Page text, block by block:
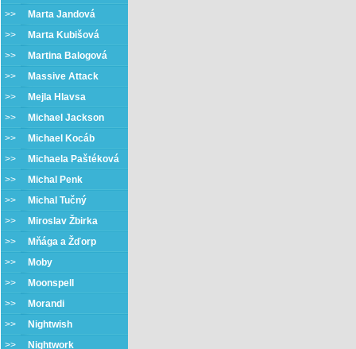
>>
Marta Jandová
>>
Marta Kubišová
>>
Martina Balogová
>>
Massive Attack
>>
Mejla Hlavsa
>>
Michael Jackson
>>
Michael Kocáb
>>
Michaela Paštéková
>>
Michal Penk
>>
Michal Tučný
>>
Miroslav Žbirka
>>
Mňága a Žďorp
>>
Moby
>>
Moonspell
>>
Morandi
>>
Nightwish
>>
Nightwork